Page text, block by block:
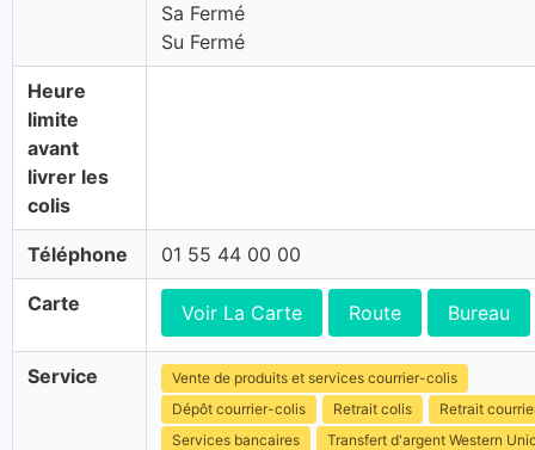
Sa Fermé
Su Fermé
Heure
limite
avant
livrer les
colis
Téléphone 01 55 44 00 00
Carte Voir La Carte Route Bureau
Service
Vente de produits et services courrier-colis
Dépôt courrier-colis
Retrait colis
Retrait
Services bancaires
Transfert d'argent Western